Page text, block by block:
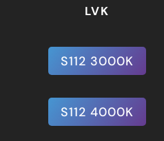
LVK
S112 3000K
S112 4000K